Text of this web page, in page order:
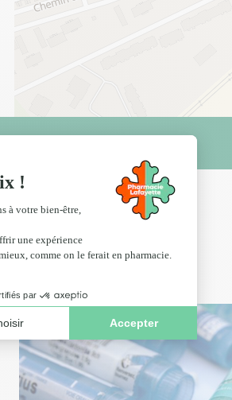
collect